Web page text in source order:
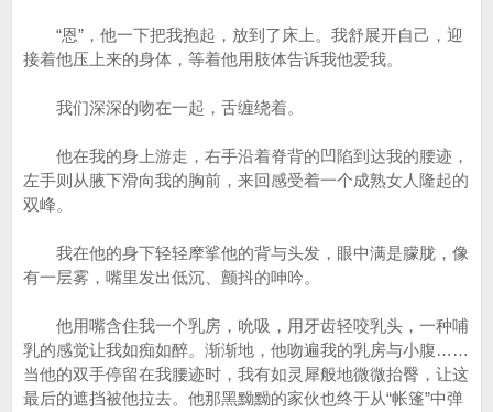
“恩”，他一下把我抱起，放到了床上。我舒展开自己，迎
接着他压上来的身体，等着他用肢体告诉我他爱我。
我们深深的吻在一起，舌缠绕着。
他在我的身上游走，右手沿着脊背的凹陷到达我的腰迹，
左手则从腋下滑向我的胸前，来回感受着一个成熟女人隆起的
双峰。
我在他的身下轻轻摩挲他的背与头发，眼中满是朦胧，像
有一层雾，嘴里发出低沉、颤抖的呻吟。
他用嘴含住我一个乳房，吮吸，用牙齿轻咬乳头，一种哺
乳的感觉让我如痴如醉。渐渐地，他吻遍我的乳房与小腹……
当他的双手停留在我腰迹时，我有如灵犀般地微微抬臀，让这
最后的遮挡被他拉去。他那黑黝黝的家伙也终于从“帐篷”中弹